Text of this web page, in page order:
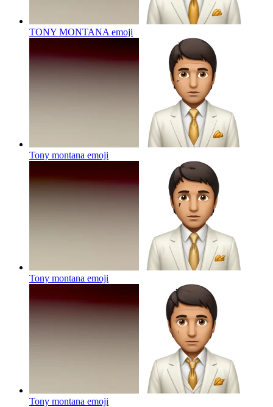
TONY MONTANA emoji
Tony montana emoji
Tony montana emoji
Tony montana emoji